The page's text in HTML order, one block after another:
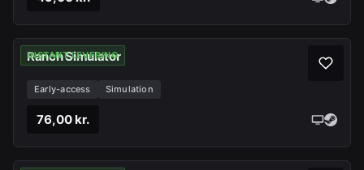
INSTANT LEVERING
Ranch Simulator
Early-access Simulation
76,00 kr.